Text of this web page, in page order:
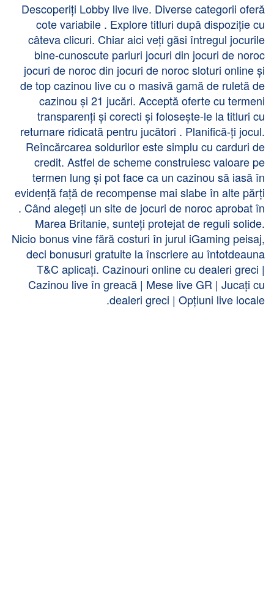
Descoperiți Lobby live live. Diverse categorii oferă
cote variabile . Explore titluri după dispoziție cu
câteva clicuri. Chiar aici veți găsi întregul jocurile
bine-cunoscute pariuri jocuri din jocuri de noroc
jocuri de noroc din jocuri de noroc sloturi online și
de top cazinou live cu o masivă gamă de ruletă de
cazinou și 21 jucări. Acceptă oferte cu termeni
transparenți și corecti și folosește-le la titluri cu
returnare ridicată pentru jucători . Planifică-ți jocul.
Reîncărcarea soldurilor este simplu cu carduri de
credit. Astfel de scheme construiesc valoare pe
termen lung și pot face ca un cazinou să iasă în
evidență față de recompense mai slabe în alte părți
. Când alegeți un site de jocuri de noroc aprobat în
Marea Britanie, sunteți protejat de reguli solide.
Nicio bonus vine fără costuri în jurul iGaming peisaj,
deci bonusuri gratuite la înscriere au întotdeauna
T&C aplicați. Cazinouri online cu dealeri greci |
Cazinou live în greacă | Mese live GR | Jucați cu
dealeri greci | Opțiuni live locale.